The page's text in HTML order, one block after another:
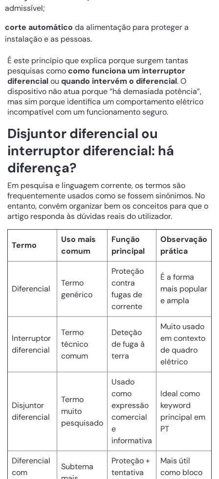
admissível;
corte automático da alimentação para proteger a
instalação e as pessoas.
É este princípio que explica porque surgem tantas
pesquisas comocomo funciona um interruptor
diferencialou quando intervém o diferencial. O
dispositivo não atua porque “há demasiada potência”,
mas sim porque identifica um comportamento elétrico
incompatível com um funcionamento seguro.
Disjuntor diferencial ou
interruptor diferencial: há
diferença?
Em pesquisa e linguagem corrente, os termos são
frequentemente usados como se fossem sinónimos. No
entanto, convém organizar bem os conceitos para que o
artigo responda às dúvidas reais do utilizador.
Termo
Uso mais
comum
Função
principal
Observação
prática
Diferencial
Termo
genérico
Proteção
contra
fugas de
corrente
É a forma
mais popular
e ampla
Interruptor
diferencial
Termo
técnico
comum
Deteção
de fuga à
terra
Muito usado
em contexto
de quadro
elétrico
Disjuntor
diferencial
Termo
muito
pesquisado
Usado
como
expressão
comercial
e
informativa
Ideal como
keyword
principal em
PT
Diferencial
com
Subtema
Proteção +
tentativa
Mais útil
como bloco